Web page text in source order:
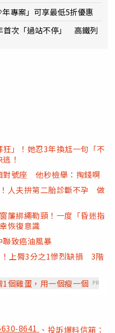
專案」可享最低5折優惠
首次「過站不停」 高鐵列
」！她忍3年換尪一句「不
！
對號座 他秒檢舉：掏錢啊
人夫拚第二胎診斷不孕 做
簾綁繩勒頸！一度「昏迷指
恢復意識
聯致癌油風暴
上脣3分之1慘烈缺損 3階
個雞蛋，用一個瘦一個 PR
8641 、投訴爆料信箱：